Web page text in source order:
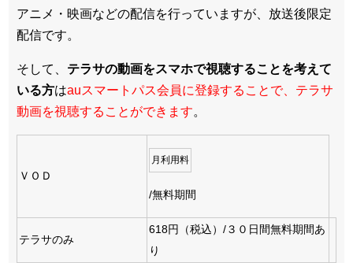
アニメ・映画などの配信を行っていますが、放送後限定
配信です。
そして、 テラサの動画をスマホで視聴することを考えて
いる方はauスマートパス会員に登録することで、テラサ
動画を視聴することができます。
ＶＯＤ
月利用料
/無料期間
テラサのみ
618円（税込）/３０日間無料期間あ
り